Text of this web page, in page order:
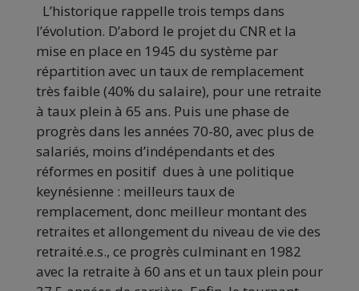
L’historique rappelle trois temps dans
l’évolution. D’abord le projet du CNR et la
mise en place en 1945 du système par
répartition avec un taux de remplacement
très faible (40% du salaire), pour une retraite
à taux plein à 65 ans. Puis une phase de
progrès dans les années 70-80, avec plus de
salariés, moins d’indépendants et des
réformes en positif dues à une politique
keynésienne : meilleurs taux de
remplacement, donc meilleur montant des
retraites et allongement du niveau de vie des
retraité.e.s., ce progrès culminant en 1982
avec la retraite à 60 ans et un taux plein pour